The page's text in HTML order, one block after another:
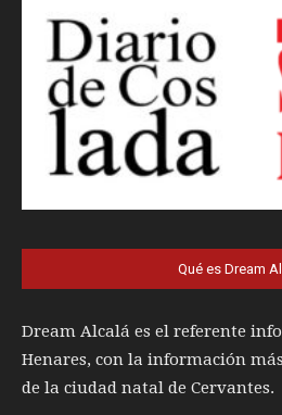
Qué es Dream
Dream Alcalá es el referente
Henares, con la información
de la ciudad natal de Cervantes.